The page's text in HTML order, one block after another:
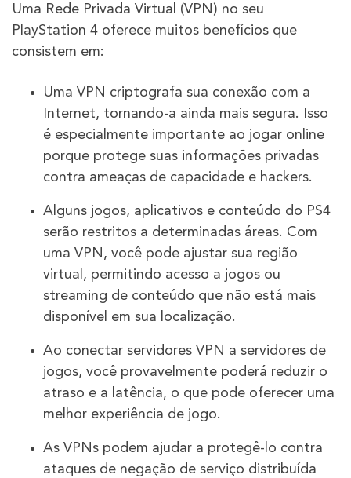
Uma Rede Privada Virtual (VPN) no seu
PlayStation 4 oferece muitos benefícios que
consistem em:
Uma VPN criptografa sua conexão com a
Internet, tornando-a ainda mais segura. Isso
é especialmente importante ao jogar online
porque protege suas informações privadas
contra ameaças de capacidade e hackers.
Alguns jogos, aplicativos e conteúdo do PS4
serão restritos a determinadas áreas. Com
uma VPN, você pode ajustar sua região
virtual, permitindo acesso a jogos ou
streaming de conteúdo que não está mais
disponível em sua localização.
Ao conectar servidores VPN a servidores de
jogos, você provavelmente poderá reduzir o
atraso e a latência, o que pode oferecer uma
melhor experiência de jogo.
As VPNs podem ajudar a protegê-lo contra
ataques de negação de serviço distribuída